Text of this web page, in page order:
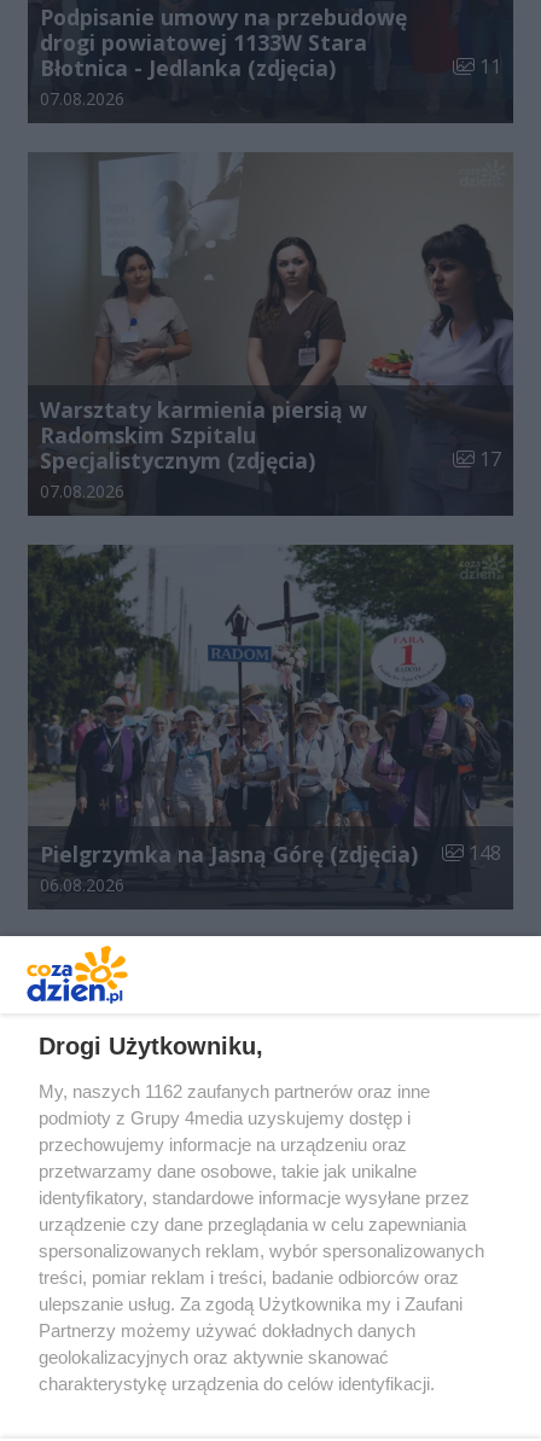
Podpisanie umowy na przebudowę
drogi powiatowej 1133W Stara
Błotnica - Jedlanka (zdjęcia)
Liczba
11
Data dodania galerii:
07.08.2026
Warsztaty karmienia piersią w
Radomskim Szpitalu
Specjalistycznym (zdjęcia)
Liczba
17
Data dodania galerii:
07.08.2026
Pielgrzymka na Jasną Górę (zdjęcia) Liczba
148
Data dodania galerii:
06.08.2026
Redakcja Reklama Prywatność
Praca Łódź
the:protocol
Drogi Użytkowniku,
My, naszych 1162 zaufanych partnerów oraz inne
podmioty z Grupy 4media uzyskujemy dostęp i
przechowujemy informacje na urządzeniu oraz
przetwarzamy dane osobowe, takie jak unikalne
identyfikatory, standardowe informacje wysyłane przez
urządzenie czy dane przeglądania w celu zapewniania
spersonalizowanych reklam, wybór spersonalizowanych
treści, pomiar reklam i treści, badanie odbiorców oraz
ulepszanie usług. Za zgodą Użytkownika my i Zaufani
Partnerzy możemy używać dokładnych danych
geolokalizacyjnych oraz aktywnie skanować
charakterystykę urządzenia do celów identyfikacji.